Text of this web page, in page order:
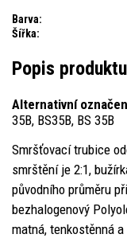
Barva:
Šířka:
Popis produktu
Alternativní
35B, BS35B, BS 35B
Smršťovací trubice
smrštění je 2:1,
původního průměru
bezhalogenový
matná, tenkostěnná